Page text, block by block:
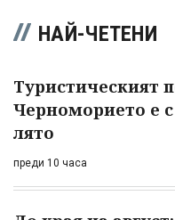
НАЙ-ЧЕТЕНИ
Туристическият
Черноморието е с
лято
преди 10 часа